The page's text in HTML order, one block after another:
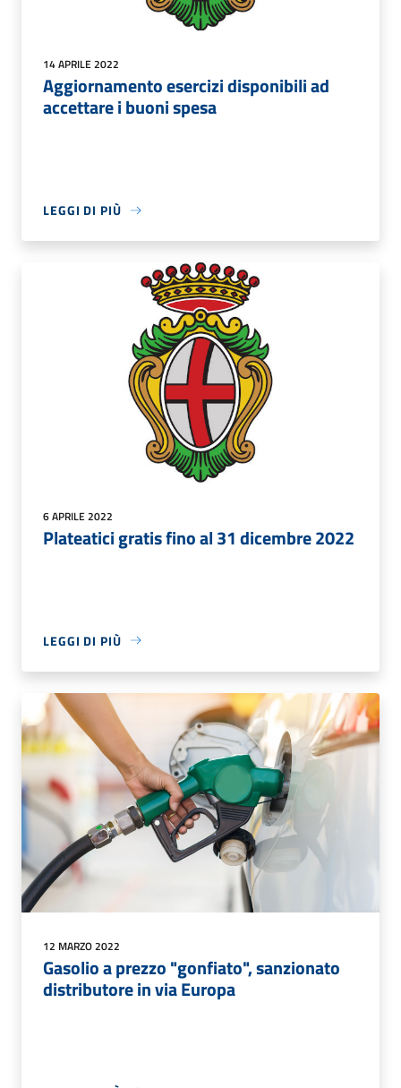
14 APRILE 2022
Aggiornamento esercizi disponibili ad
accettare i buoni spesa
LEGGI DI PIÙ
6 APRILE 2022
Plateatici gratis fino al 31 dicembre 2022
LEGGI DI PIÙ
12 MARZO 2022
Gasolio a prezzo "gonfiato", sanzionato
distributore in via Europa